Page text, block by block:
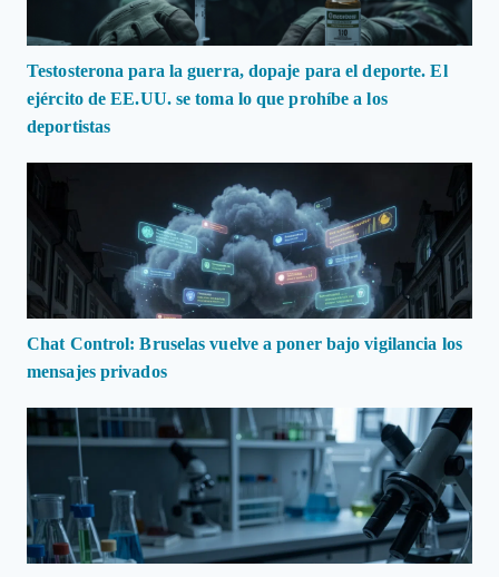
Testosterona para la guerra, dopaje para el deporte. El
ejército de EE.UU. se toma lo que prohíbe a los
deportistas
Chat Control: Bruselas vuelve a poner bajo vigilancia los
mensajes privados